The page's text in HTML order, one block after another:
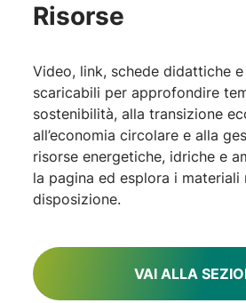
Risorse
Video, link, schede didattiche
scaricabili per approfondire
sostenibilità, alla transizione
all’economia circolare e alla
risorse energetiche, idriche e
la pagina ed esplora i materiali
disposizione.
VAI ALLA